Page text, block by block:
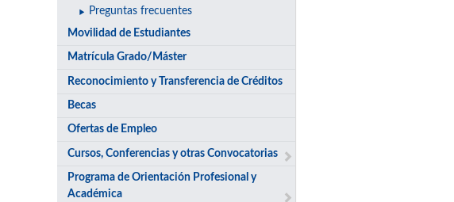
Preguntas frecuentes
Movilidad de Estudiantes
Matrícula Grado/Máster
Reconocimiento y Transferencia de Créditos
Becas
Ofertas de Empleo
Cursos, Conferencias y otras Convocatorias
Programa de Orientación Profesional y
Académica